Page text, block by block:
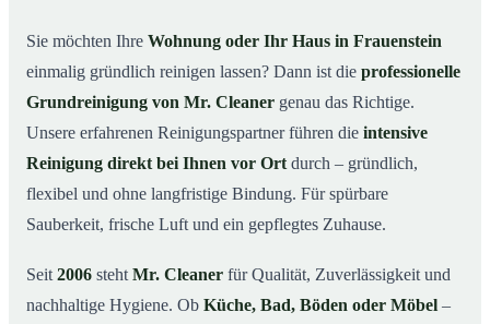
04 So läuft die Grundreinigung in Frauenstein ab
05 Wann ist eine Grundreinigung sinnvoll?
06Grundreinigung in Frauenstein & Umgebung
Jetzt kostenloses Angebot anfordern
Sie möchten Ihre Wohnung oder Ihr Haus in Frauenstein
einmalig gründlich reinigen lassen? Dann ist die professionelle
Grundreinigung von Mr. Cleaner genau das Richtige.
Unsere erfahrenen Reinigungspartner führen die intensive
Reinigung direkt bei Ihnen vor Ort durch – gründlich,
flexibel und ohne langfristige Bindung. Für spürbare
Sauberkeit, frische Luft und ein gepflegtes Zuhause.
Seit 2006 steht Mr. Cleaner für Qualität, Zuverlässigkeit und
nachhaltige Hygiene. Ob Küche, Bad, Böden oder Möbel –